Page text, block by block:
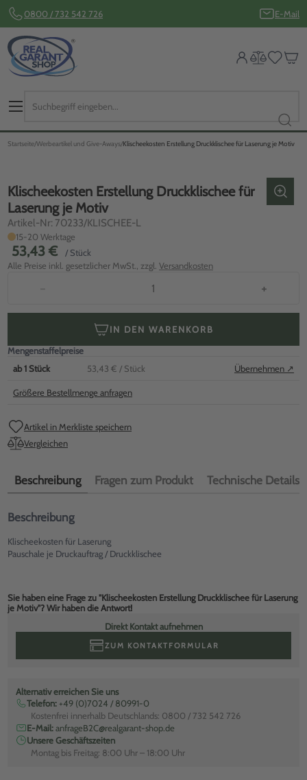
0800 / 732 542 726 E-Mail
Startseite Werbeartikel und Give-Aways Klischeekosten Erstellung Druckklischee für Laserung je Motiv
Klischeekosten Erstellung Druckklischee für
Laserung je Motiv
Artikel-Nr: 70233/KLISCHEE-L
15-20 Werktage
53,43 €
/ Stück
Alle Preise inkl. gesetzlicher MwSt., zzgl. Versandkosten
− +
IN DEN WARENKORB
Mengenstaffelpreise
ab1 Stück 53,43 € / Stück Übernehmen ↗
Größere Bestellmenge anfragen
Artikel in Merkliste speichern
Vergleichen
Beschreibung Fragen zum Produkt Technische Details
Beschreibung
Klischeekosten für Laserung
Pauschale je Druckauftrag / Druckklischee
Sie haben eine Frage zu "Klischeekosten Erstellung Druckklischee für Laserung
je Motiv"? Wir haben die Antwort!
Direkt Kontakt aufnehmen
ZUM KONTAKTFORMULAR
Alternativ erreichen Sie uns
Telefon: +49 (0)7024 / 80991-0
Kostenfrei innerhalb Deutschlands: 0800 / 732 542 726
E-Mail:anfrageB2C@realgarant-shop.de
Unsere Geschäftszeiten
Montag bis Freitag: 8:00 Uhr – 18:00 Uhr